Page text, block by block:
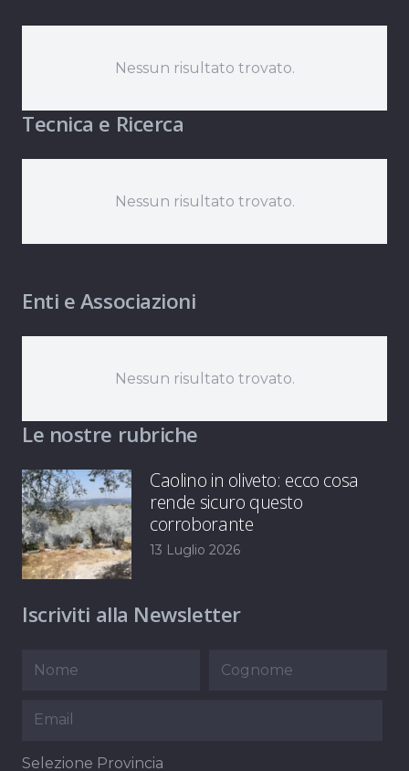
Nessun risultato trovato.
Tecnica e Ricerca
Nessun risultato trovato.
Enti e Associazioni
Nessun risultato trovato.
Le nostre rubriche
Caolino in oliveto: ecco cosa
rende sicuro questo
corroborante
13 Luglio 2026
Iscriviti alla Newsletter
Selezione Provincia